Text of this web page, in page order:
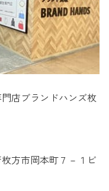
店ブランドハンズ枚
枚方市岡本町７－１ビ